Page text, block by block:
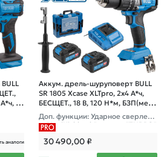
з/
аналоги
Аккум. дрель-шуруповерт BULL
SR 1805 Xcase XLTpro, 2х4 А*ч,
БЕСЩЕТ., 18 В, 120 Н*м, БЗП(мет.)
13 мм
Доп. функции: Ударное сверлени
е, "AntiKickback", режим "TURBO"
30 490,00₽